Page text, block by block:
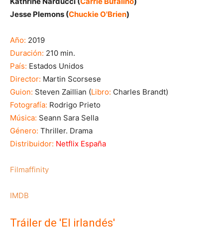
Jesse Plemons (Chuckie O'Brien)
Año: 2019
Duración: 210 min.
País: Estados Unidos
Director: Martin Scorsese
Guion: Steven Zaillian (Libro: Charles Brandt)
Fotografía: Rodrigo Prieto
Música: Seann Sara Sella
Género: Thriller. Drama
Distribuidor: Netflix España
Filmaffinity
IMDB
Tráiler de 'El irlandés'